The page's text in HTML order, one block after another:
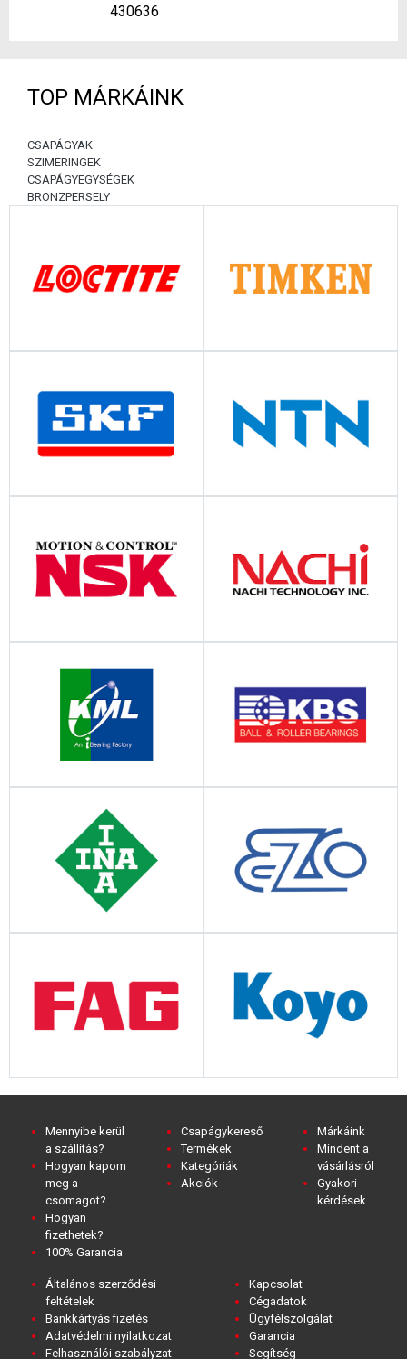
430636
TOP MÁRKÁINK
CSAPÁGYAK
SZIMERINGEK
CSAPÁGYEGYSÉGEK
BRONZPERSELY
Mennyibe kerül
a szállítás?
Hogyan kapom
meg a
csomagot?
Hogyan
fizethetek?
100% Garancia
Csapágykereső
Termékek
Kategóriák
Akciók
Márkáink
Mindent a
vásárlásról
Gyakori
kérdések
Általános szerződési
feltételek
Bankkártyás fizetés
Adatvédelmi nyilatkozat
Felhasználói szabályzat
Kapcsolat
Cégadatok
Ügyfélszolgálat
Garancia
Segítség